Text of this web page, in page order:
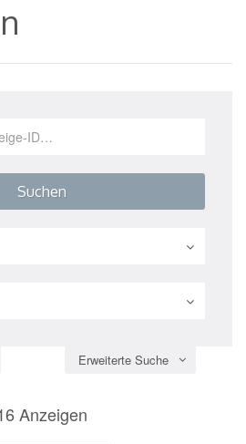
Erweiterte Suche
Anzeigen